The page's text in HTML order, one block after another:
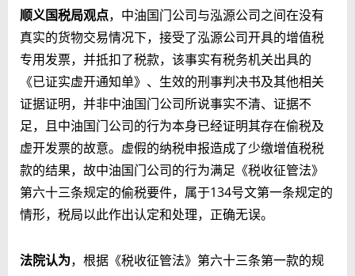
顺义国税局观点，中油国门公司与泓源公司之间在没有
真实的货物交易情况下，接受了泓源公司开具的增值税
专用发票，并抵扣了税款，该事实有税务机关出具的
《已证实虚开通知单》、生效的刑事判决书及其他相关
证据证明，并非中油国门公司所说事实不清、证据不
足，且中油国门公司的行为本身已经证明其存在偷税及
虚开发票的故意。虚假的纳税申报造成了少缴增值税税
款的结果，故中油国门公司的行为满足《税收征管法》
第六十三条规定的偷税要件，属于134号文第一条规定的
情形，税局以此作出认定和处理，正确无误。
法院认为，根据《税收征管法》第六十三条第一款的规